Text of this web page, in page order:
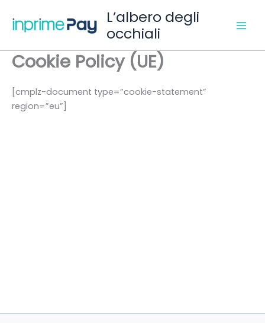
contenuto
L’albero degli
occhiali
Cookie Policy (UE)
[cmplz-document type=”cookie-statement”
region=”eu”]